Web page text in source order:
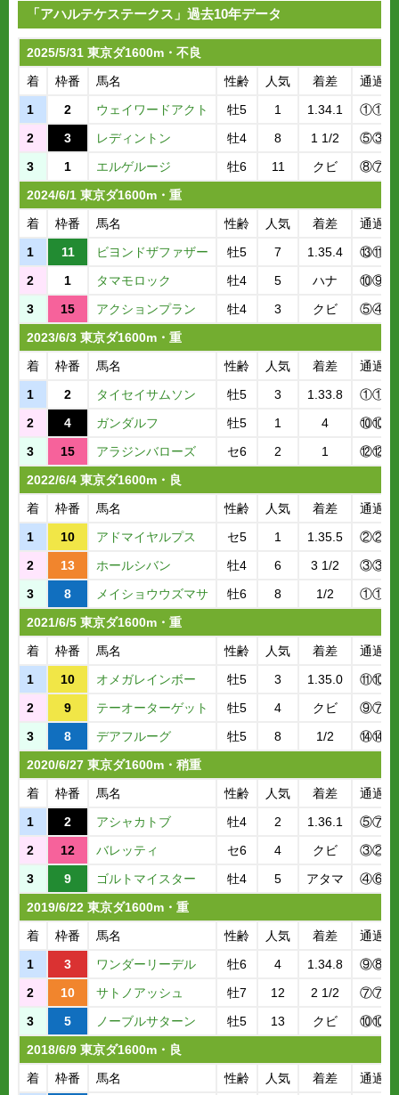
「アハルテケステークス」過去10年データ
2025/5/31 東京ダ1600m・不良
着
枠番 馬名 性齢 人気 着差
通過順
1
2 ウェイワードアクト 牡5 1 1.34.1
①①
2
3 レディントン 牡4 8 1 1/2
⑤③
3
1 エルゲルージ 牡6 11 クビ
⑧⑦
2024/6/1 東京ダ1600m・重
着
枠番 馬名 性齢 人気 着差
通過順
1
11 ビヨンドザファザー 牡5 7 1.35.4
⑬⑪
2
1 タマモロック 牡4 5 ハナ
⑩⑨
3
15 アクションプラン 牡4 3 クビ
⑤④
2023/6/3 東京ダ1600m・重
着
枠番 馬名 性齢 人気 着差
通過順
1
2 タイセイサムソン 牡5 3 1.33.8
①①
2
4 ガンダルフ 牡5 1 4
⑩⑩
3
15 アラジンバローズ セ6 2 1
⑫⑫
2022/6/4 東京ダ1600m・良
着
枠番 馬名 性齢 人気 着差
通過順
1
10 アドマイヤルプス セ5 1 1.35.5
②②
2
13 ホールシバン 牡4 6 3 1/2
③③
3
8 メイショウウズマサ 牡6 8 1/2
①①
2021/6/5 東京ダ1600m・重
着
枠番 馬名 性齢 人気 着差
通過順
1
10 オメガレインボー 牡5 3 1.35.0
⑪⑩
2
9 テーオーターゲット 牡5 4 クビ
⑨⑦
3
8 デアフルーグ 牡5 8 1/2
⑭⑭
2020/6/27 東京ダ1600m・稍重
着
枠番 馬名 性齢 人気 着差
通過順
1
2 アシャカトブ 牡4 2 1.36.1
⑤⑦
2
12 バレッティ セ6 4 クビ
③②
3
9 ゴルトマイスター 牡4 5 アタマ
④⑥
2019/6/22 東京ダ1600m・重
着
枠番 馬名 性齢 人気 着差
通過順
1
3 ワンダーリーデル 牡6 4 1.34.8
⑨⑧
2
10 サトノアッシュ 牡7 12 2 1/2
⑦⑦
3
5 ノーブルサターン 牡5 13 クビ
⑩⑩
2018/6/9 東京ダ1600m・良
着
枠番 馬名 性齢 人気 着差
通過順